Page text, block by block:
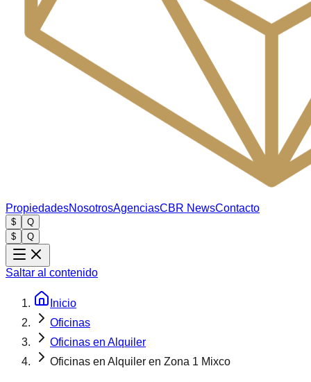
PropiedadesNosotrosAgenciasCBR NewsContacto
$
Q
$
Q
Saltar al contenido
Inicio
Oficinas
Oficinas en Alquiler
Oficinas en Alquiler en Zona 1 Mixco